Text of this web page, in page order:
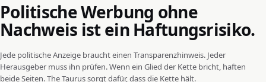
Politische Werbung ohne
Nachweis ist ein Haftungsrisiko.
Jede politische Anzeige braucht einen Transparenzhinweis. Jeder
Herausgeber muss ihn prüfen. Wenn ein Glied der Kette bricht, haften
beide Seiten. The Taurus sorgt dafür, dass die Kette hält.